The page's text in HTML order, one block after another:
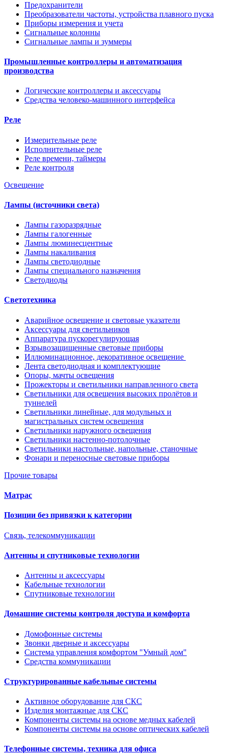
Предохранители
Преобразователи частоты, устройства плавного пуска
Приборы измерения и учета
Сигнальные колонны
Сигнальные лампы и зуммеры
Промышленные контроллеры и автоматизация
производства
Логические контроллеры и аксессуары
Средства человеко-машинного интерфейса
Реле
Измерительные реле
Исполнительные реле
Реле времени, таймеры
Реле контроля
Освещение
Лампы (источники света)
Лампы газоразрядные
Лампы галогенные
Лампы люминесцентные
Лампы накаливания
Лампы светодиодные
Лампы специального назначения
Светодиоды
Светотехника
Аварийное освещение и световые указатели
Аксессуары для светильников
Аппаратура пускорегулирующая
Взрывозащищенные световые приборы
Иллюминационное, декоративное освещение
Лента светодиодная и комплектующие
Опоры, мачты освещения
Прожекторы и светильники направленного света
Светильники для освещения высоких пролётов и
туннелей
Светильники линейные, для модульных и
магистральных систем освещения
Светильники наружного освещения
Светильники настенно-потолочные
Светильники настольные, напольные, станочные
Фонари и переносные световые приборы
Прочие товары
Матрас
Позиции без привязки к категории
Связь, телекоммуникации
Антенны и спутниковые технологии
Антенны и аксессуары
Кабельные технологии
Спутниковые технологии
Домашние системы контроля доступа и комфорта
Домофонные системы
Звонки дверные и аксессуары
Система управления комфортом "Умный дом"
Средства коммуникации
Структурированные кабельные системы
Активное оборудование для СКС
Изделия монтажные для СКС
Компоненты системы на основе медных кабелей
Компоненты системы на основе оптических кабелей
Телефонные системы, техника для офиса